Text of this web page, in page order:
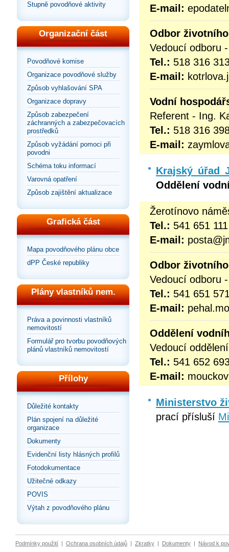
Stupně povodňové aktivity
Organizační část
Povodňové komise
Organizace povodňové služby
Způsob vyhlašování SPA
Organizace dopravy
Způsob zabezpečení
záchranných a zabezpečovacích
prostředků
Způsob vyžádání pomoci při
povodni
Schéma toku informací
Varovná opatření
Způsob zajištění aktualizace
Grafická část
Mapa povodňového plánu obce
dPP České republiky
Plány vlastníků nem.
Práva a povinnosti vlastníků
nemovitostí
Formulář pro tvorbu povodňových
plánů vlastníků nemovitostí
Přílohy
Důležité kontakty
Plán spojení na důležité
organizace
Dokumenty
Evidenční listy hlásných profilů
Fotodokumentace
Užitečné odkazy
POVIS
Výtah z povodňového plánu
E-mail:
Odbor
Vedoucí odboru
Tel.: 518 316
E-mail:
Vodní
Referent - Ing.
Tel.: 518 316
E-mail:
Krajský úřad
Oddělení
Žerotínovo
Tel.: 541 651 111
E-mail:
Odbor
Vedoucí odboru
Tel.: 541 651
E-mail:
Oddělení
Vedoucí
Tel.: 541 652
E-mail:
Ministerstvo
prací přísluší
Podmínky použití | Ochrana osobních údajů | Zkratky | Dokumenty | Návod k